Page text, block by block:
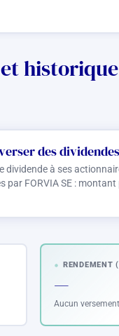
historique
des dividendes
dividende à ses
par FORVIA SE :
RENDEMENT
—
Aucun